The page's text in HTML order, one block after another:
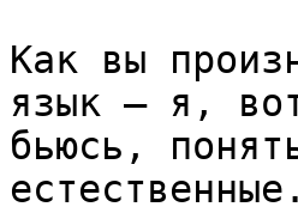
Как вы
язык — я,
бьюсь,
естественные.